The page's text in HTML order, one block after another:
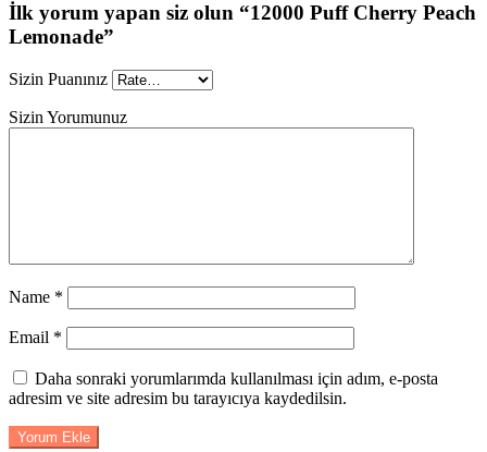
İlk yorum yapan siz olun “12000 Puff Cherry Peach
Lemonade”
Sizin Puanınız
Sizin Yorumunuz
Name *
Email *
Daha sonraki yorumlarımda kullanılması için adım, e-posta
adresim ve site adresim bu tarayıcıya kaydedilsin.